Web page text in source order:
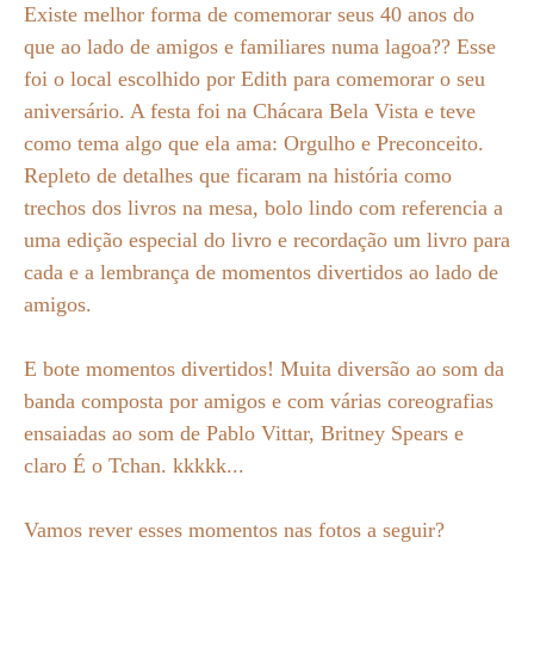
Existe melhor forma de comemorar seus 40 anos do
que ao lado de amigos e familiares numa lagoa?? Esse
foi o local escolhido por Edith para comemorar o seu
aniversário. A festa foi na Chácara Bela Vista e teve
como tema algo que ela ama: Orgulho e Preconceito.
Repleto de detalhes que ficaram na história como
trechos dos livros na mesa, bolo lindo com referencia a
uma edição especial do livro e recordação um livro para
cada e a lembrança de momentos divertidos ao lado de
amigos.
E bote momentos divertidos! Muita diversão ao som da
banda composta por amigos e com várias coreografias
ensaiadas ao som de Pablo Vittar, Britney Spears e
claro É o Tchan. kkkkk...
Vamos rever esses momentos nas fotos a seguir?